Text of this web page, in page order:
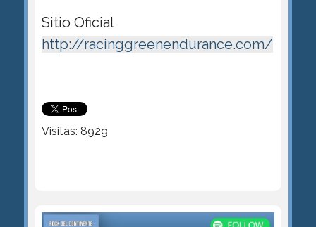
Sitio Oficial
http://racinggreenendurance.com/
Visitas: 8929